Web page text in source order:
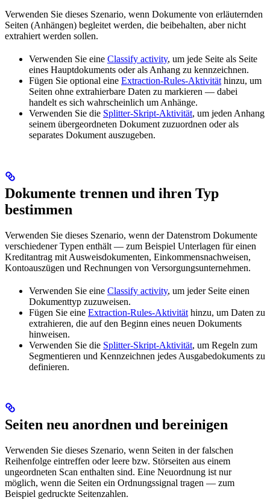
Verwenden Sie dieses Szenario, wenn Dokumente von erläuternden
Seiten (Anhängen) begleitet werden, die beibehalten, aber nicht
extrahiert werden sollen.
Verwenden Sie eine Classify activity, um jede Seite als Seite
eines Hauptdokuments oder als Anhang zu kennzeichnen.
Fügen Sie optional eine Extraction-Rules-Aktivität hinzu, um
Seiten ohne extrahierbare Daten zu markieren — dabei
handelt es sich wahrscheinlich um Anhänge.
Verwenden Sie die Splitter-Skript-Aktivität, um jeden Anhang
seinem übergeordneten Dokument zuzuordnen oder als
separates Dokument auszugeben.
Dokumente trennen und ihren Typ
bestimmen
Verwenden Sie dieses Szenario, wenn der Datenstrom Dokumente
verschiedener Typen enthält — zum Beispiel Unterlagen für einen
Kreditantrag mit Ausweisdokumenten, Einkommensnachweisen,
Kontoauszügen und Rechnungen von Versorgungsunternehmen.
Verwenden Sie eine Classify activity, um jeder Seite einen
Dokumenttyp zuzuweisen.
Fügen Sie eine Extraction-Rules-Aktivität hinzu, um Daten zu
extrahieren, die auf den Beginn eines neuen Dokuments
hinweisen.
Verwenden Sie die Splitter-Skript-Aktivität, um Regeln zum
Segmentieren und Kennzeichnen jedes Ausgabedokuments zu
definieren.
Seiten neu anordnen und bereinigen
Verwenden Sie dieses Szenario, wenn Seiten in der falschen
Reihenfolge eintreffen oder leere bzw. Störseiten aus einem
ungeordneten Scan enthalten sind. Eine Neuordnung ist nur
möglich, wenn die Seiten ein Ordnungssignal tragen — zum
Beispiel gedruckte Seitenzahlen.